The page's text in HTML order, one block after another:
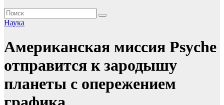
Наука
Американская миссия Psyche
отправится к зародышу
планеты с опережением